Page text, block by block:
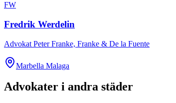
FW
Fredrik Werdelin
Advokat Peter Franke, Franke & De la Fuente
Marbella Malaga
Advokater i andra städer